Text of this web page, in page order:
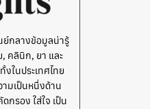
กลางข้อมูลน่ารู้
คลินิก, ยา และ
ในประเทศไทย
ามเป็นหนึ่งด้าน
กรอง ใส่ใจ เป็น